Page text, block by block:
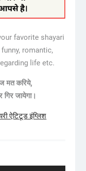
favorite shayari
romantic,
life etc.
मत करिये,
जायेगा।
ऐटिटूड इंग्लिश